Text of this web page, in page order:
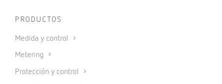
PRODUCTOS
Medida y control
Metering
Protección y control